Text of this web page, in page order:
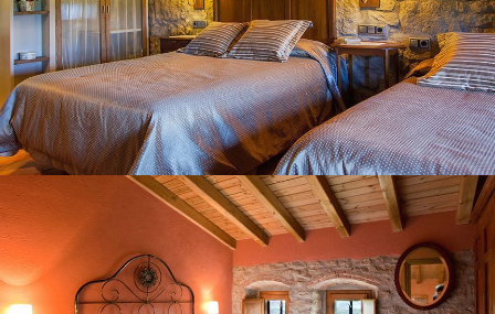
HABITACIÓN 4